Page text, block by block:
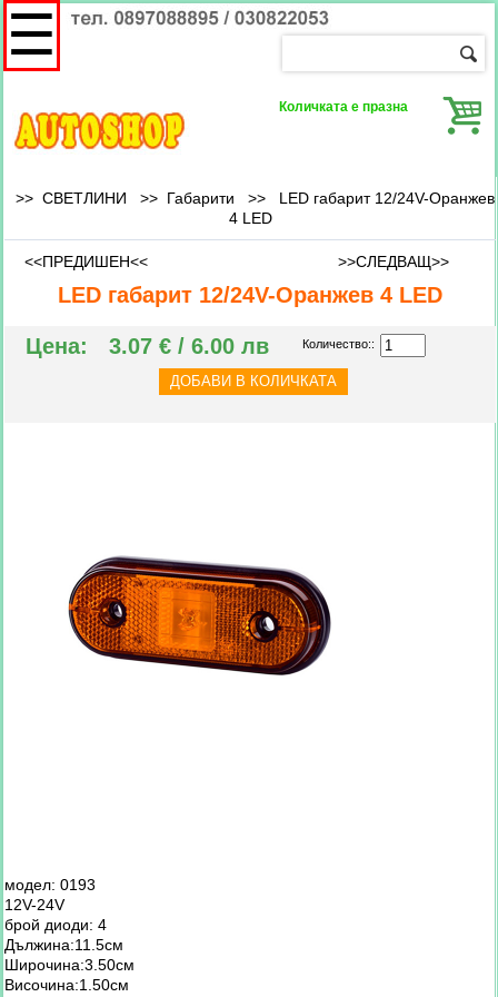
Количката е празна
☰
>> СВЕТЛИНИ >> Габарити >> LED габарит 12/24V-Оранжев
4 LED
<<ПРЕДИШЕН<< >>СЛЕДВАЩ>>
LED габарит 12/24V-Оранжев 4 LED
Цена: 3.07 € / 6.00 лв Количество::
модел: 0193
12V-24V
брой диоди: 4
Дължина:11.5см
Широчина:3.50см
Височина:1.50см